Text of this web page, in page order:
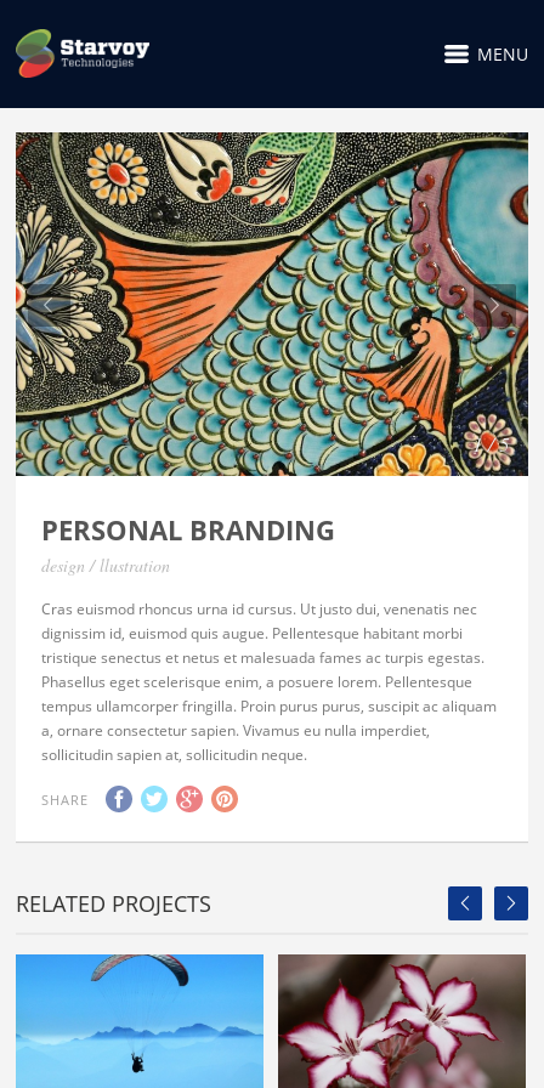
MENU
1 / 5
PERSONAL BRANDING
design / llustration
Cras euismod rhoncus urna id cursus. Ut justo dui, venenatis nec
dignissim id, euismod quis augue. Pellentesque habitant morbi
tristique senectus et netus et malesuada fames ac turpis egestas.
Phasellus eget scelerisque enim, a posuere lorem. Pellentesque
tempus ullamcorper fringilla. Proin purus purus, suscipit ac aliquam
a, ornare consectetur sapien. Vivamus eu nulla imperdiet,
sollicitudin sapien at, sollicitudin neque.
SHARE
RELATED PROJECTS